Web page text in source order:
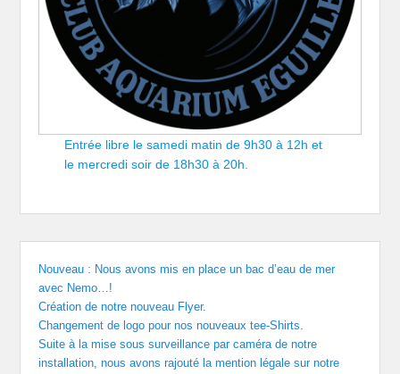
Entrée libre le samedi matin de 9h30 à 12h et
le mercredi soir de 18h30 à 20h.
Nouveau : Nous avons mis en place un bac d’eau de mer
avec Nemo…!
Création de notre nouveau Flyer.
Changement de logo pour nos nouveaux tee-Shirts.
Suite à la mise sous surveillance par caméra de notre
installation, nous avons rajouté la mention légale sur notre